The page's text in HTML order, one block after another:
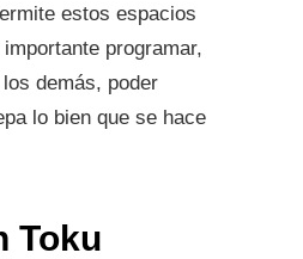
estos espacios
programar,
demás, poder
lo bien que se hace
Toku